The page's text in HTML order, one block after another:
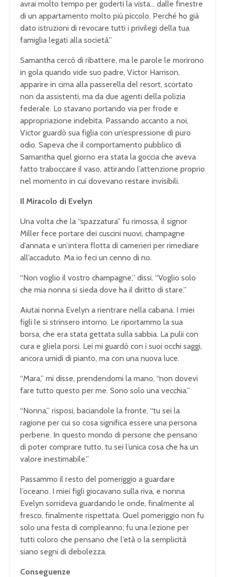
avrai molto tempo per goderti la vista… dalle finestre
di un appartamento molto più piccolo. Perché ho già
dato istruzioni di revocare tutti i privilegi della tua
famiglia legati alla società.”
Samantha cercò di ribattere, ma le parole le morirono
in gola quando vide suo padre, Victor Harrison,
apparire in cima alla passerella del resort, scortato
non da assistenti, ma da due agenti della polizia
federale. Lo stavano portando via per frode e
appropriazione indebita. Passando accanto a noi,
Victor guardò sua figlia con un’espressione di puro
odio. Sapeva che il comportamento pubblico di
Samantha quel giorno era stata la goccia che aveva
fatto traboccare il vaso, attirando l’attenzione proprio
nel momento in cui dovevano restare invisibili.
Il Miracolo di Evelyn
Una volta che la “spazzatura” fu rimossa, il signor
Miller fece portare dei cuscini nuovi, champagne
d’annata e un’intera flotta di camerieri per rimediare
all’accaduto. Ma io feci un cenno di no.
“Non voglio il vostro champagne,” dissi. “Voglio solo
che mia nonna si sieda dove ha il diritto di stare.”
Aiutai nonna Evelyn a rientrare nella cabana. I miei
figli le si strinsero intorno. Le riportammo la sua
borsa, che era stata gettata sulla sabbia. La pulii con
cura e gliela porsi. Lei mi guardò con i suoi occhi saggi,
ancora umidi di pianto, ma con una nuova luce.
“Mara,” mi disse, prendendomi la mano, “non dovevi
fare tutto questo per me. Sono solo una vecchia.”
“Nonna,” risposi, baciandole la fronte, “tu sei la
ragione per cui so cosa significa essere una persona
perbene. In questo mondo di persone che pensano
di poter comprare tutto, tu sei l’unica cosa che ha un
valore inestimabile.”
Passammo il resto del pomeriggio a guardare
l’oceano. I miei figli giocavano sulla riva, e nonna
Evelyn sorrideva guardando le onde, finalmente al
fresco, finalmente rispettata. Quel pomeriggio non fu
solo una festa di compleanno; fu una lezione per
tutti coloro che pensano che l’età o la semplicità
siano segni di debolezza.
Conseguenze